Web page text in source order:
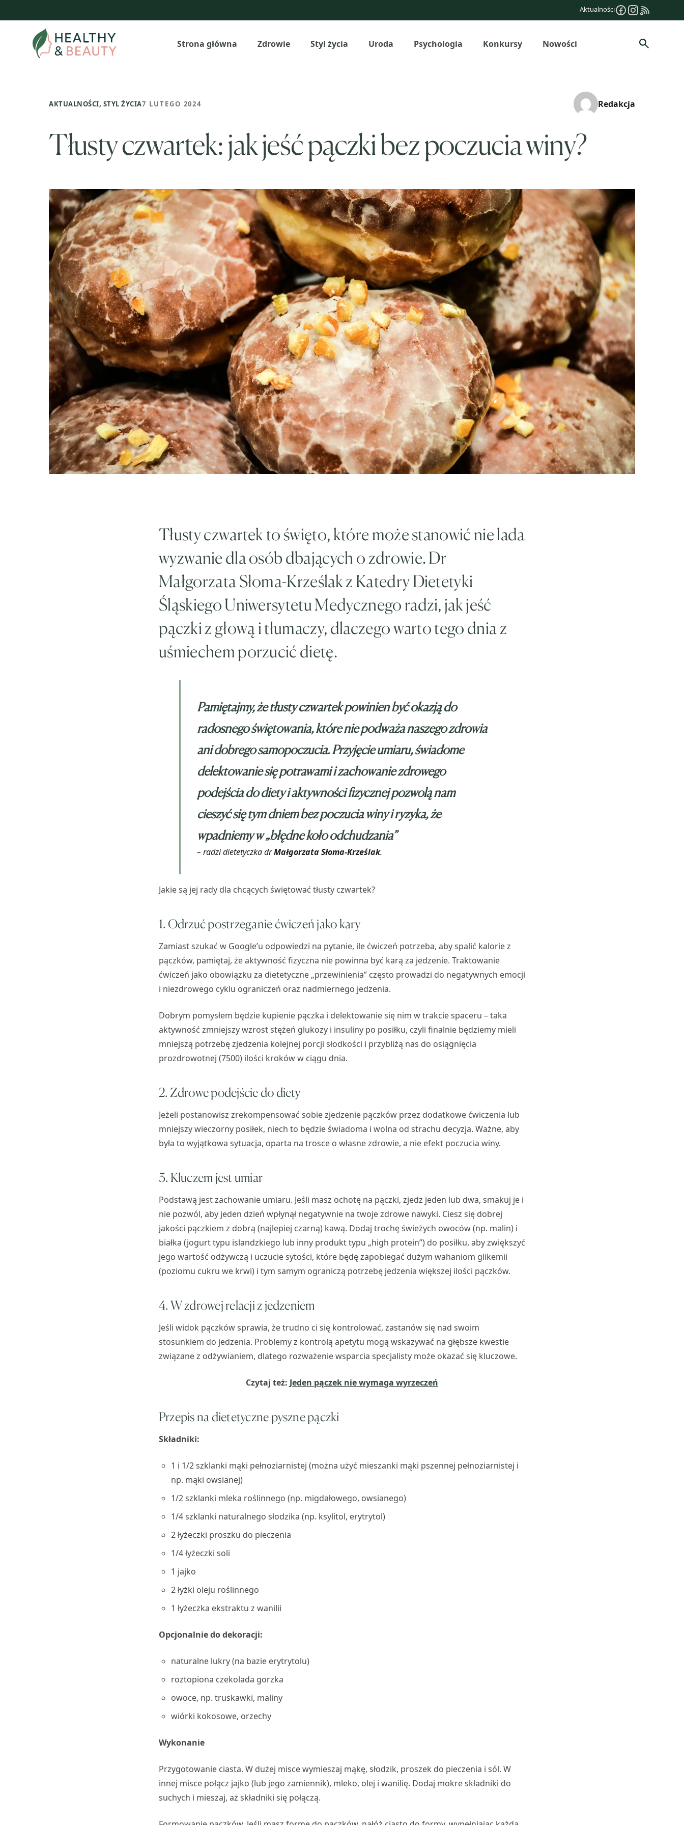
do
Aktualności
Strona główna Zdrowie Styl życia Uroda Psychologia Konkursy Nowości Szukaj
AKTUALNOŚCI, STYL ŻYCIA7 LUTEGO 2024 Redakcja
Tłusty czwartek: jak jeść pączki bez poczucia winy?
Tłusty czwartek to święto, które może stanowić nie lada
wyzwanie dla osób dbających o zdrowie. Dr
Małgorzata Słoma-Krześlak z Katedry Dietetyki
Śląskiego Uniwersytetu Medycznego radzi, jak jeść
pączki z głową i tłumaczy, dlaczego warto tego dnia z
uśmiechem porzucić dietę.
Pamiętajmy, że tłusty czwartek powinien być okazją do
radosnego świętowania, które nie podważa naszego zdrowia
ani dobrego samopoczucia. Przyjęcie umiaru, świadome
delektowanie się potrawami i zachowanie zdrowego
podejścia do diety i aktywności fizycznej pozwolą nam
cieszyć się tym dniem bez poczucia winy i ryzyka, że
wpadniemy w „błędne koło odchudzania”
– radzi dietetyczka drMałgorzata Słoma-Krześlak.
Jakie są jej rady dla chcących świętować tłusty czwartek?
1. Odrzuć postrzeganie ćwiczeń jako kary
Zamiast szukać w Google’u odpowiedzi na pytanie, ile ćwiczeń potrzeba, aby spalić kalorie z
pączków, pamiętaj, że aktywność fizyczna nie powinna być karą za jedzenie. Traktowanie
ćwiczeń jako obowiązku za dietetyczne „przewinienia” często prowadzi do negatywnych emocji
i niezdrowego cyklu ograniczeń oraz nadmiernego jedzenia.
Dobrym pomysłem będzie kupienie pączka i delektowanie się nim w trakcie spaceru – taka
aktywność zmniejszy wzrost stężeń glukozy i insuliny po posiłku, czyli finalnie będziemy mieli
mniejszą potrzebę zjedzenia kolejnej porcji słodkości i przybliżą nas do osiągnięcia
prozdrowotnej (7500) ilości kroków w ciągu dnia.
2. Zdrowe podejście do diety
Jeżeli postanowisz zrekompensować sobie zjedzenie pączków przez dodatkowe ćwiczenia lub
mniejszy wieczorny posiłek, niech to będzie świadoma i wolna od strachu decyzja. Ważne, aby
była to wyjątkowa sytuacja, oparta na trosce o własne zdrowie, a nie efekt poczucia winy.
3. Kluczem jest umiar
Podstawą jest zachowanie umiaru. Jeśli masz ochotę na pączki, zjedz jeden lub dwa, smakuj je i
nie pozwól, aby jeden dzień wpłynął negatywnie na twoje zdrowe nawyki. Ciesz się dobrej
jakości pączkiem z dobrą (najlepiej czarną) kawą. Dodaj trochę świeżych owoców (np. malin) i
białka (jogurt typu islandzkiego lub inny produkt typu „high protein”) do posiłku, aby zwiększyć
jego wartość odżywczą i uczucie sytości, które będę zapobiegać dużym wahaniom glikemii
(poziomu cukru we krwi) i tym samym ograniczą potrzebę jedzenia większej ilości pączków.
4. W zdrowej relacji z jedzeniem
Jeśli widok pączków sprawia, że trudno ci się kontrolować, zastanów się nad swoim
stosunkiem do jedzenia. Problemy z kontrolą apetytu mogą wskazywać na głębsze kwestie
związane z odżywianiem, dlatego rozważenie wsparcia specjalisty może okazać się kluczowe.
Czytaj też: Jeden pączek nie wymaga wyrzeczeń
Przepis na dietetyczne pyszne pączki
Składniki:
1 i 1/2 szklanki mąki pełnoziarnistej (można użyć mieszanki mąki pszennej pełnoziarnistej i
np. mąki owsianej)
1/2 szklanki mleka roślinnego (np. migdałowego, owsianego)
1/4 szklanki naturalnego słodzika (np. ksylitol, erytrytol)
2 łyżeczki proszku do pieczenia
1/4 łyżeczki soli
1 jajko
2 łyżki oleju roślinnego
1 łyżeczka ekstraktu z wanilii
Opcjonalnie do dekoracji:
naturalne lukry (na bazie erytrytolu)
roztopiona czekolada gorzka
owoce, np. truskawki, maliny
wiórki kokosowe, orzechy
Wykonanie
Przygotowanie ciasta. W dużej misce wymieszaj mąkę, słodzik, proszek do pieczenia i sól. W
innej misce połącz jajko (lub jego zamiennik), mleko, olej i wanilię. Dodaj mokre składniki do
suchych i mieszaj, aż składniki się połączą.